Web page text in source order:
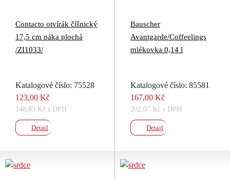
Contacto otvírák číšnický
17,5 cm páka plochá
/ZI1033/
Katalogové číslo: 75528
123,00 Kč
148,83 Kč s DPH
Detail
Bauscher
Avantgarde/Coffeelings
mlékovka 0,14 l
Katalogové číslo: 85581
167,00 Kč
202,07 Kč s DPH
Detail